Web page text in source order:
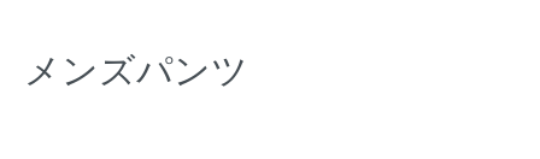
メンズパンツ